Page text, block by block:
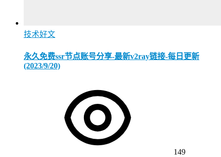
技术好文
永久免费ssr节点账号分享-最新v2ray链接-每日更新
(2023/9/20)
149